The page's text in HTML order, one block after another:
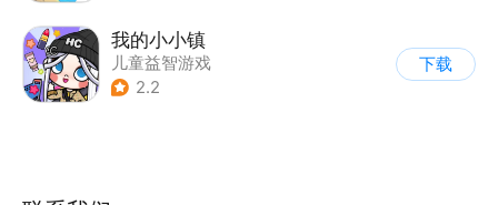
我的小小镇
儿童益智游戏
2.2
下载